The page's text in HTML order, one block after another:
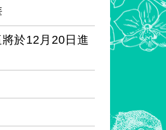
於12月20日進